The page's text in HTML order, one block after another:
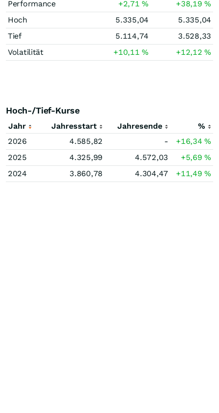
Performance
+2,71% +38,19%
Hoch
5.335,04
5.335,04
Tief
5.114,74
3.528,33
Volatilität
+10,11% +12,12%
Hoch-/Tief-Kurse
Jahr Jahresstart Jahresende
%
2026
4.585,82 - +16,34%
2025
4.325,99 4.572,03 +5,69%
2024
3.860,78 4.304,47 +11,49%